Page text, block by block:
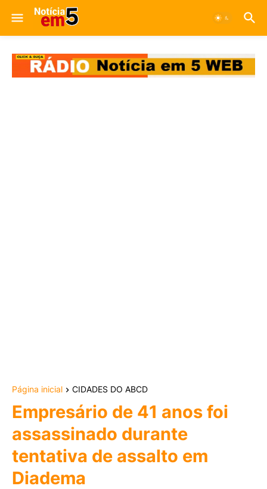
Página inicial CIDADES DO ABCD
Empresário de 41 anos foi
assassinado durante
tentativa de assalto em
Diadema